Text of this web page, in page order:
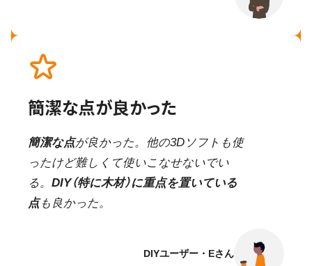
簡潔な点が良かった
簡潔な点が良かった。他の3Dソフトも使
ったけど難しくて使いこなせないでい
る。 DIY（特に木材）に重点を置いている
点も良かった。
DIYユーザー・Eさん